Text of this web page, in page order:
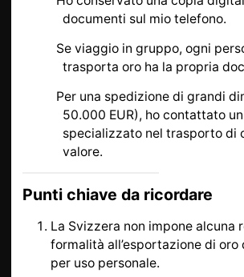
documenti sul mio telefono.
Se viaggio in gruppo, ogni
trasporta oro ha la propria
Per una spedizione di grandi
50.000 EUR), ho contattato
specializzato nel trasporto di
valore.
Punti chiave da ricordare
La Svizzera non impone alcuna
formalità all’esportazione di
per uso personale.